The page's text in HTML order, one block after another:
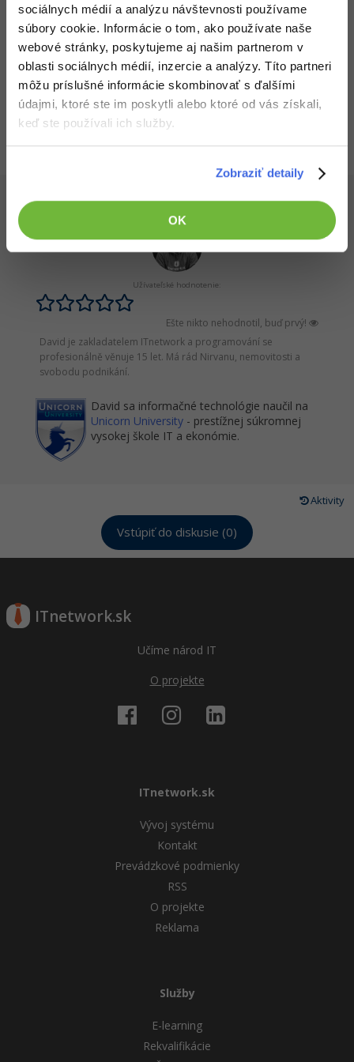
sociálnych médií a analýzu návštevnosti používame
súbory cookie. Informácie o tom, ako používate naše
webové stránky, poskytujeme aj našim partnerom v
oblasti sociálnych médií, inzercie a analýzy. Títo partneri
môžu príslušné informácie skombinovať s ďalšími
údajmi, ktoré ste im poskytli alebo ktoré od vás získali,
keď ste používali ich služby.
Zobraziť detaily
OK
SEO -30%
Business
Copywriting -30%
Google Dokumenty
Time management
Siete
Elektronický podpis
Adobe Illustrator -80%
Adobe Lightroom -30%
Adobe XD -15%
-25%
-80%
Fotografovanie -80%
Ostatné
Fórum
Médiá
Kariéra
Stiahnuté 409x (23.1 kB)
Aplikácia je vrátane zdrojových kódov v jazyku C#
Všetky články v sekcii
Zdrojákoviště C # .NET - Základná konštrukcia
Program pre vás napísalDavid Hartinger
Užívateľské hodnotenie:
Ešte nikto nehodnotil, buď prvý!
David je zakladatelem ITnetwork a programování se
profesionálně věnuje 15 let. Má rád Nirvanu, nemovitosti a
svobodu podnikání.
David sa informačné technológie naučil na
Unicorn University - prestížnej súkromnej
vysokej škole IT a ekonómie.
Aktivity
Vstúpiť do diskusie (0)
ITnetwork.sk
Učíme národ IT
O projekte
ITnetwork.sk
Vývoj systému
Kontakt
Prevádzkové podmienky
RSS
O projekte
Reklama
Služby
E-learning
Rekvalifikácie